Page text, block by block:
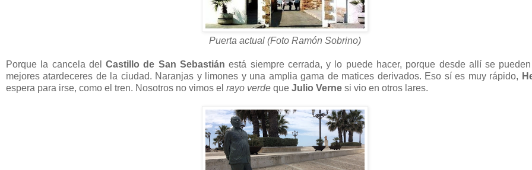
Puerta actual (Foto Ramón Sobrino)
Porque la cancela delCastillo de San Sebastiánestá siempre cerrada, y lo puede hacer, porque desde allí se
mejores atardeceres de la ciudad. Naranjas y limones y una amplia gama de matices derivados. Eso sí es muy rápido,
espera para irse, como el tren. Nosotros no vimos el rayo verde que Julio Verne si vio en otros lares.